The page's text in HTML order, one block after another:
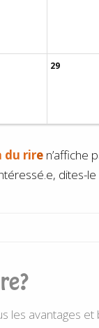
29
du riren’affiche
dites-le
les avantages et